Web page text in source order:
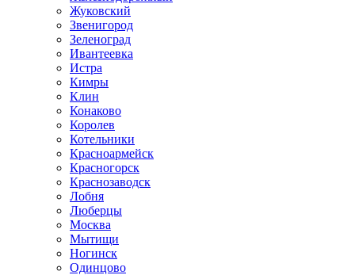
Жуковский
Звенигород
Зеленоград
Ивантеевка
Истра
Кимры
Клин
Конаково
Королев
Котельники
Красноармейск
Красногорск
Краснозаводск
Лобня
Люберцы
Москва
Мытищи
Ногинск
Одинцово